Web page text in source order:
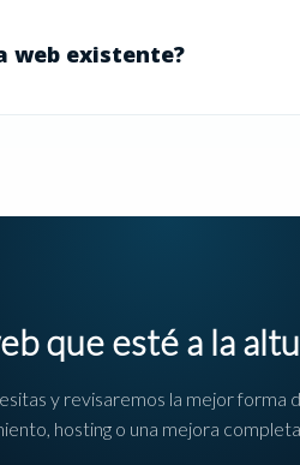
web existente?
que esté a la
y revisaremos la mejor forma
hosting o una mejora